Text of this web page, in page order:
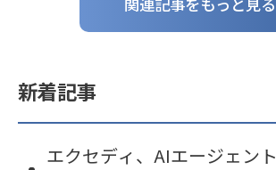
新着記事
エクセディ、AIエージェン